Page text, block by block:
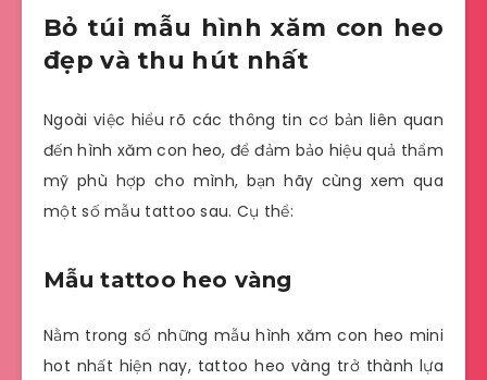
Bỏ túi mẫu hình xăm con heo
đẹp và thu hút nhất
Ngoài việc hiểu rõ các thông tin cơ bản liên quan
đến hình xăm con heo, để đảm bảo hiệu quả thẩm
mỹ phù hợp cho mình, bạn hãy cùng xem qua
một số mẫu tattoo sau. Cụ thể:
Mẫu tattoo heo vàng
Nằm trong số những mẫu hình xăm con heo mini
hot nhất hiện nay, tattoo heo vàng trở thành lựa